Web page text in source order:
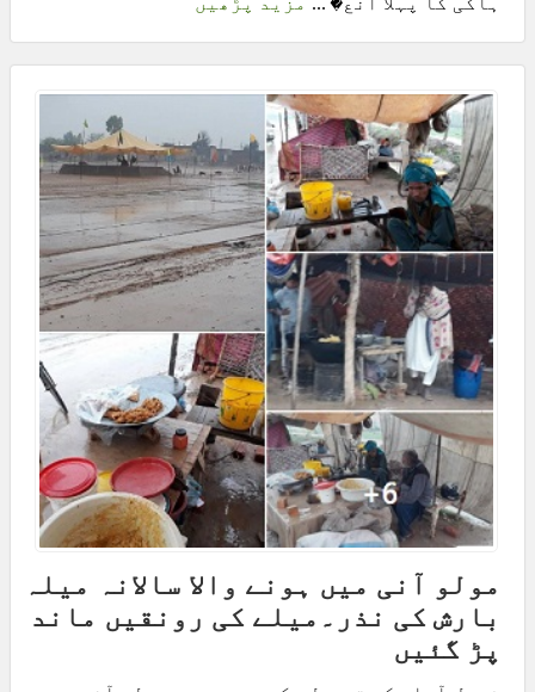
مولو آنی میں ہونے والا سالانہ میلہ
بارش کی نذر۔میلے کی رونقیں ماند
پڑ گئیں